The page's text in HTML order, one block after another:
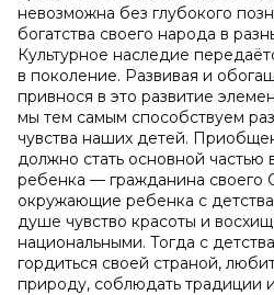
невозможна без глубокого
богатства своего народа в
Культурное наследие
в поколение. Развивая и
привнося в это развитие
мы тем самым способствуем
чувства наших детей.
должно стать основной частью
ребенка — гражданина своего
окружающие ребенка с
душе чувство красоты и
национальными. Тогда с
гордиться своей страной,
природу, соблюдать традиции